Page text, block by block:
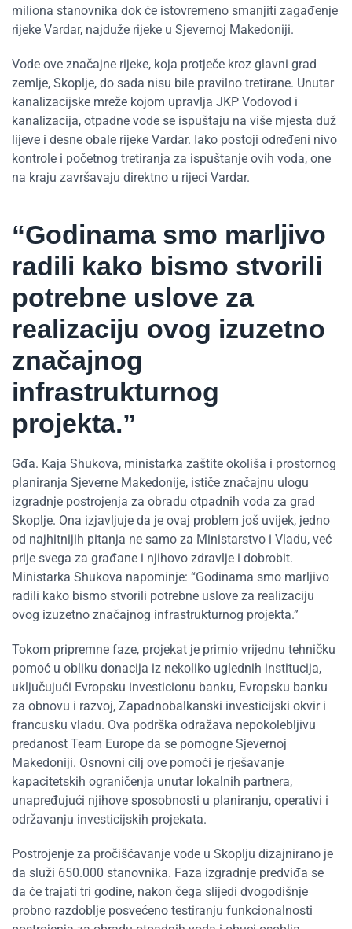
miliona stanovnika dok će istovremeno smanjiti zagađenje
rijeke Vardar, najduže rijeke u Sjevernoj Makedoniji.
Vode ove značajne rijeke, koja protječe kroz glavni grad
zemlje, Skoplje, do sada nisu bile pravilno tretirane. Unutar
kanalizacijske mreže kojom upravlja JKP Vodovod i
kanalizacija, otpadne vode se ispuštaju na više mjesta duž
lijeve i desne obale rijeke Vardar. Iako postoji određeni nivo
kontrole i početnog tretiranja za ispuštanje ovih voda, one
na kraju završavaju direktno u rijeci Vardar.
“Godinama smo marljivo
radili kako bismo stvorili
potrebne uslove za
realizaciju ovog izuzetno
značajnog
infrastrukturnog
projekta.”
Gđa. Kaja Shukova, ministarka zaštite okoliša i prostornog
planiranja Sjeverne Makedonije, ističe značajnu ulogu
izgradnje postrojenja za obradu otpadnih voda za grad
Skoplje. Ona izjavljuje da je ovaj problem još uvijek, jedno
od najhitnijih pitanja ne samo za Ministarstvo i Vladu, već
prije svega za građane i njihovo zdravlje i dobrobit.
Ministarka Shukova napominje: “Godinama smo marljivo
radili kako bismo stvorili potrebne uslove za realizaciju
ovog izuzetno značajnog infrastrukturnog projekta.”
Tokom pripremne faze, projekat je primio vrijednu tehničku
pomoć u obliku donacija iz nekoliko uglednih institucija,
uključujući Evropsku investicionu banku, Evropsku banku
za obnovu i razvoj, Zapadnobalkanski investicijski okvir i
francusku vladu. Ova podrška odražava nepokolebljivu
predanost Team Europe da se pomogne Sjevernoj
Makedoniji. Osnovni cilj ove pomoći je rješavanje
kapacitetskih ograničenja unutar lokalnih partnera,
unapređujući njihove sposobnosti u planiranju, operativi i
održavanju investicijskih projekata.
Postrojenje za pročišćavanje vode u Skoplju dizajnirano je
da služi 650.000 stanovnika. Faza izgradnje predviđa se
da će trajati tri godine, nakon čega slijedi dvogodišnje
probno razdoblje posvećeno testiranju funkcionalnosti